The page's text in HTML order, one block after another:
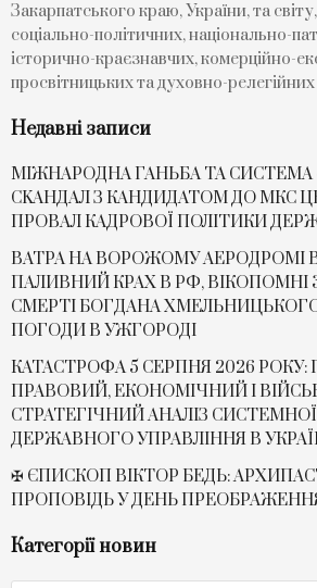
Закарпатського краю, України, та світу,
соціально-політичних, національно-
історично-краєзнавчих, комерційно-
просвітницьких та духовно-релегійних
Недавні записи
МІЖНАРОДНА ГАНЬБА ТА СИСТЕМА
СKАНДАЛ З КАНДИДАТОМ ДО МКС
ПРОВАЛ КАДРОВОЇ ПОЛІТИКИ
ВАТРА НА ВОРОЖОМУ АЕРОДРОМІ
ПАЛИВНИЙ КРАХ В РФ, ВІКОПОМНІ
СМЕРТІ БОГДАНА
ПОГОДИ В УЖГОРОДІ
КАТАСТРОФА 5 СЕРПНЯ 2026 РОКУ:
ПРАВОВИЙ, ЕКОНОМІЧНИЙ І
СТРАТЕГІЧНИЙ АНАЛІЗ
ДЕРЖАВНОГО УПРАВЛІННЯ В
✠ ЄПИСКОП ВІКТОР БЕДЬ:
ПРОПОВІДЬ У ДЕНЬ
Категорії новин